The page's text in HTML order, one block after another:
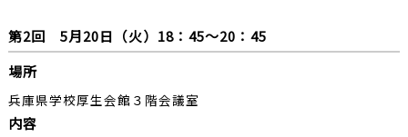
第2回 5月20日（火）18：45～20：45
場所
兵庫県学校厚生会館３階会議室
内容